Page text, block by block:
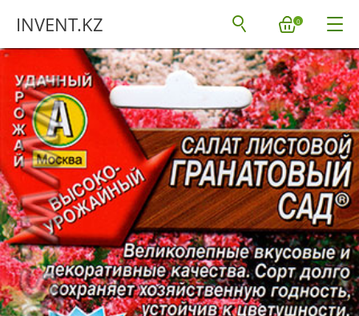
INVENT.KZ 0